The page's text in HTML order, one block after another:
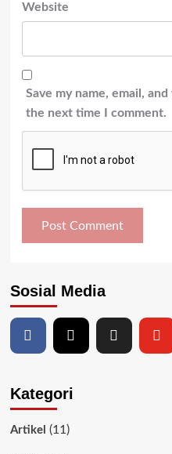
Website
Save my name, email,
the next time I comment.
Sosial Media
Kategori
Artikel (11)